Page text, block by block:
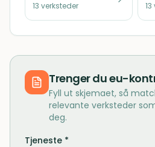
13 verksteder 13
Trenger dueu-
Fyll ut skjemaet, så
relevante verksteder
deg.
Tjeneste *